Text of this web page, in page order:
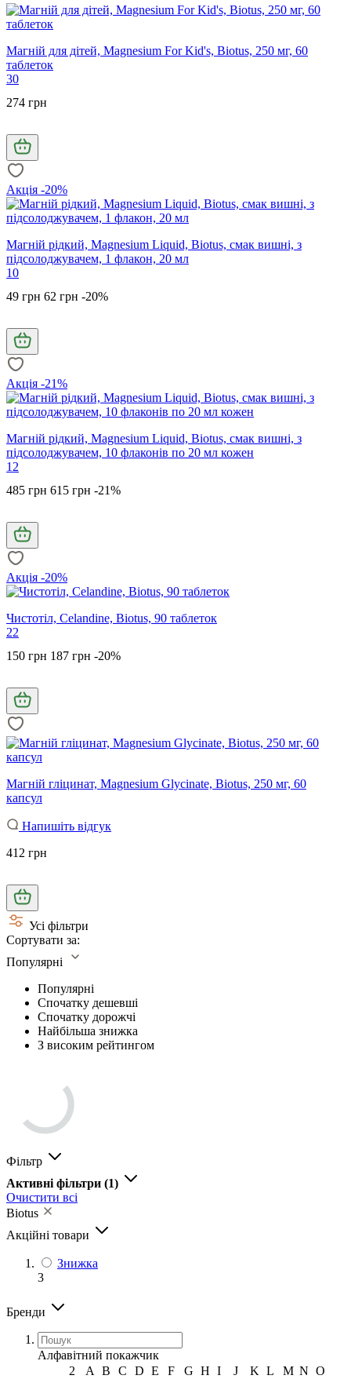
Магній для дітей, Magnesium For Kid's, Biotus, 250 мг, 60
таблеток
30
274 грн
Акція -20%
Магній рідкий, Magnesium Liquid, Biotus, смак вишні, з
підсолоджувачем, 1 флакон, 20 мл
10
49 грн 62 грн -20%
Акція -21%
Магній рідкий, Magnesium Liquid, Biotus, смак вишні, з
підсолоджувачем, 10 флаконів по 20 мл кожен
12
485 грн 615 грн -21%
Акція -20%
Чистотіл, Celandine, Biotus, 90 таблеток
22
150 грн 187 грн -20%
Магній гліцинат, Magnesium Glycinate, Biotus, 250 мг, 60
капсул
Напишіть відгук
412 грн
Усі фільтри
Сортувати за:
Популярні
Популярні
Спочатку дешевші
Спочатку дорожчі
Найбільша знижка
З високим рейтингом
Фільтр
Активні фільтри (1)
Очистити всі
Biotus
Акційні товари
Знижка
3
Бренди
Алфавітний покажчик
2
A B C D E F G H I J K L M N O